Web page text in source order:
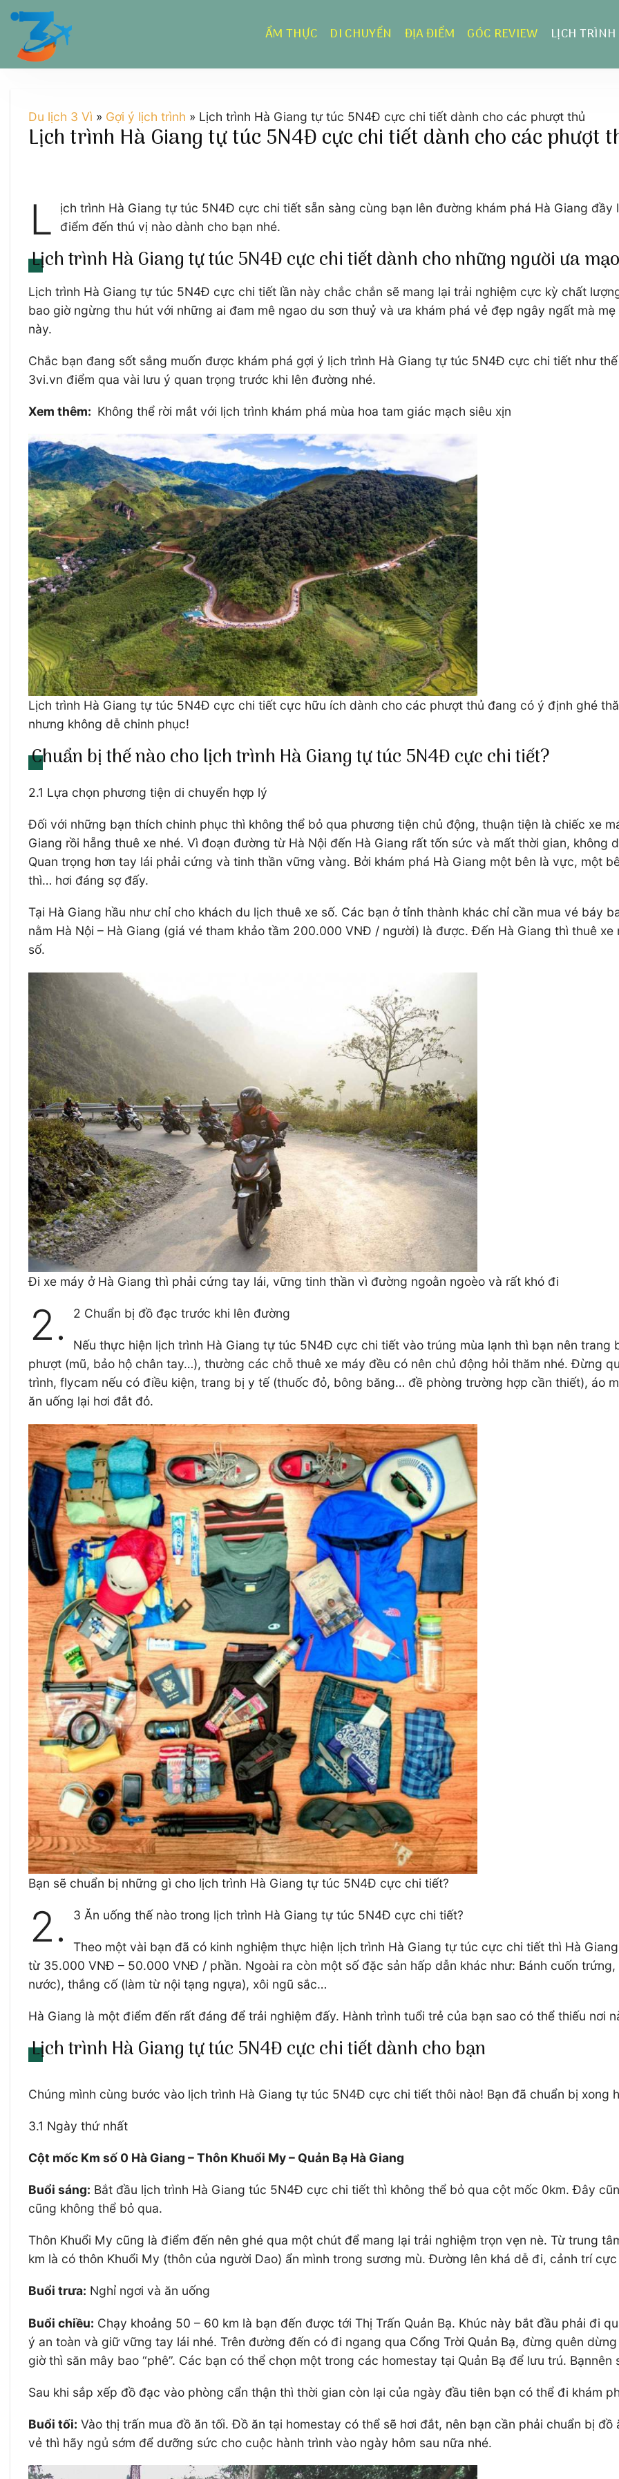
Chuyển
dung
ẨM THỰC DI CHUYỂN ĐỊA ĐIỂM GÓC REVIEW LỊCH TRÌNH
Du lịch 3 Vì » Gợi ý lịch trình » Lịch trình Hà Giang tự túc 5N4Đ cực chi tiết dành cho các phượt thủ
Lịch trình Hà Giang tự túc 5N4Đ cực chi tiết dành cho các phượt
L
ịch trình Hà Giang tự túc 5N4Đ cực chi tiết sẵn sàng cùng bạn lên đường khám phá Hà Giang
điểm đến thú vị nào dành cho bạn nhé.
Lịch trình Hà Giang tự túc 5N4Đ cực chi tiết dành cho những người ưa
Lịch trình Hà Giang tự túc 5N4Đ cực chi tiết lần này chắc chắn sẽ mang lại trải nghiệm cực kỳ chất
bao giờ ngừng thu hút với những ai đam mê ngao du sơn thuỷ và ưa khám phá vẻ đẹp ngây ngất mà
này.
Chắc bạn đang sốt sắng muốn được khám phá gợi ý lịch trình Hà Giang tự túc 5N4Đ cực chi tiết như
3vi.vn điểm qua vài lưu ý quan trọng trước khi lên đường nhé.
Xem thêm: Không thể rời mắt với lịch trình khám phá mùa hoa tam giác mạch siêu xịn
Lịch trình Hà Giang tự túc 5N4Đ cực chi tiết cực hữu ích dành cho các phượt thủ đang có ý định ghé
nhưng không dễ chinh phục!
Chuẩn bị thế nào cho lịch trình Hà Giang tự túc 5N4Đ cực chi tiết?
2.1 Lựa chọn phương tiện di chuyển hợp lý
Đối với những bạn thích chinh phục thì không thể bỏ qua phương tiện chủ động, thuận tiện là chiếc xe
Giang rồi hẵng thuê xe nhé. Vì đoạn đường từ Hà Nội đến Hà Giang rất tốn sức và mất thời gian, không
Quan trọng hơn tay lái phải cứng và tinh thần vững vàng. Bởi khám phá Hà Giang một bên là vực, một
thì… hơi đáng sợ đấy.
Tại Hà Giang hầu như chỉ cho khách du lịch thuê xe số. Các bạn ở tỉnh thành khác chỉ cần mua vé báy
nằm Hà Nội – Hà Giang (giá vé tham khảo tầm 200.000 VNĐ / người) là được. Đến Hà Giang thì thuê
số.
Đi xe máy ở Hà Giang thì phải cứng tay lái, vững tinh thần vì đường ngoằn ngoèo và rất khó đi
2. 2 Chuẩn bị đồ đạc trước khi lên đường
Nếu thực hiện lịch trình Hà Giang tự túc 5N4Đ cực chi tiết vào trúng mùa lạnh thì bạn nên
phượt (mũ, bảo hộ chân tay…), thường các chỗ thuê xe máy đều có nên chủ động hỏi thăm nhé. Đừng
trình, flycam nếu có điều kiện, trang bị y tế (thuốc đỏ, bông băng… đề phòng trường hợp cần thiết), áo
ăn uống lại hơi đắt đỏ.
Bạn sẽ chuẩn bị những gì cho lịch trình Hà Giang tự túc 5N4Đ cực chi tiết?
2. 3 Ăn uống thế nào trong lịch trình Hà Giang tự túc 5N4Đ cực chi tiết?
Theo một vài bạn đã có kinh nghiệm thực hiện lịch trình Hà Giang tự túc cực chi tiết thì Hà
từ 35.000 VNĐ – 50.000 VNĐ / phần. Ngoài ra còn một số đặc sản hấp dẫn khác như: Bánh cuốn
nước), thắng cố (làm từ nội tạng ngựa), xôi ngũ sắc…
Hà Giang là một điểm đến rất đáng để trải nghiệm đấy. Hành trình tuổi trẻ của bạn sao có thể thiếu nơi
Lịch trình Hà Giang tự túc 5N4Đ cực chi tiết dành cho bạn
Chúng mình cùng bước vào lịch trình Hà Giang tự túc 5N4Đ cực chi tiết thôi nào! Bạn đã chuẩn bị xong
3.1 Ngày thứ nhất
Cột mốc Km số 0 Hà Giang – Thôn Khuổi My – Quản Bạ Hà Giang
Buổi sáng: Bắt đầu lịch trình Hà Giang túc 5N4Đ cực chi tiết thì không thể bỏ qua cột mốc 0km. Đây
cũng không thể bỏ qua.
Thôn Khuổi My cũng là điểm đến nên ghé qua một chút để mang lại trải nghiệm trọn vẹn nè. Từ trung
km là có thôn Khuổi My (thôn của người Dao) ẩn mình trong sương mù. Đường lên khá dễ đi, cảnh trí
Buổi trưa: Nghỉ ngơi và ăn uống
Buổi chiều: Chạy khoảng 50 – 60 km là bạn đến được tới Thị Trấn Quản Bạ. Khúc này bắt đầu phải đi
ý an toàn và giữ vững tay lái nhé. Trên đường đến có đi ngang qua Cổng Trời Quản Bạ, đừng quên
giờ thì săn mây bao “phê”. Các bạn có thể chọn một trong các homestay tại Quản Bạ để lưu trú.
Sau khi sắp xếp đồ đạc vào phòng cẩn thận thì thời gian còn lại của ngày đầu tiên bạn có thể đi khám
Buổi tối: Vào thị trấn mua đồ ăn tối. Đồ ăn tại homestay có thể sẽ hơi đắt, nên bạn cần phải chuẩn bị
vẻ thì hãy ngủ sớm để dưỡng sức cho cuộc hành trình vào ngày hôm sau nữa nhé.